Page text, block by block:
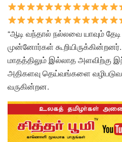
“ஆடி வந்தால் நல்லவை யாவும்
முன்னோர்கள்
மாதத்திலும் இல்லாத அளவிற்கு
அதிகளவு தெய்வங்களை
வருகின்றன.